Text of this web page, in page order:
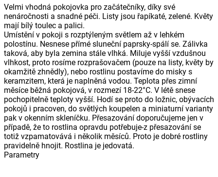
Velmi vhodná pokojovka pro začátečníky, díky své
nenáročnosti a snadné péči. Listy jsou řapíkaté, zelené. Květy
mají bílý toulec a palici.
Umístění v pokoji s rozptýleným světlem až v lehkém
polostínu. Nesnese přímé sluneční paprsky-spálí se. Zálivka
taková, aby byla zemina stále vlhká. Miluje vyšší vzdušnou
vlhkost, proto rosíme rozprašovačem (pouze na listy, květy by
okamžitě zhnědly), nebo rostlinu postavíme do misky s
keramzitem, která je naplněná vodou. Teplota přes zimní
měsíce běžná pokojová, v rozmezí 18-22°C. V létě snese
pochopitelně teploty vyšší. Hodí se proto do ložnic, obývacích
pokojů i pracoven, do světlých koupelen a miniaturní varianty
pak v okenním skleníčku. Přesazování doporučujeme jen v
případě, že to rostlina opravdu potřebuje-z přesazování se
totiž vzpamatovává i několik měsíců. Proto je dobré rostliny
pravidelně hnojit. Rostlina je jedovatá.
Parametry